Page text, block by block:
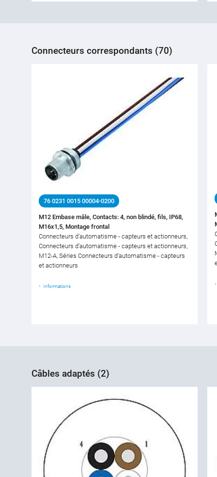
Connecteurs correspondants (70)
76 0231 0015 00004-0200
M12 Embase mâle, Contacts: 4, non blindé, fils, IP68,
M16x1,5, Montage frontal
Connecteurs d‘automatisme - capteurs et actionneurs,
Connecteurs d‘automatisme - capteurs et actionneurs,
M12-A, Séries Connecteurs d‘automatisme - capteurs
et actionneurs
Informations
Câbles adaptés (2)